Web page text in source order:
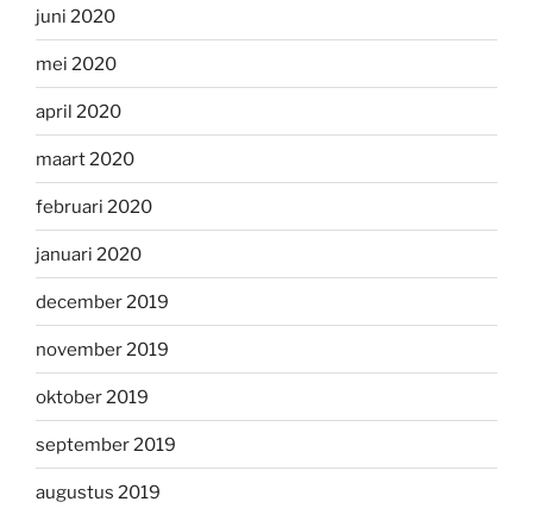
juni 2020
mei 2020
april 2020
maart 2020
februari 2020
januari 2020
december 2019
november 2019
oktober 2019
september 2019
augustus 2019